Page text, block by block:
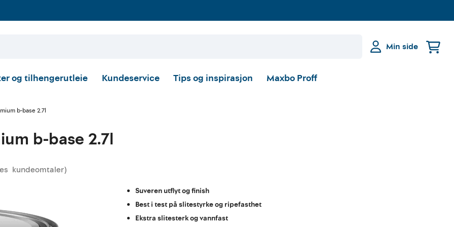
Min side
og tilhengerutleie Kundeservice Tips og inspirasjon Maxbo Proff
b-base 2.7l
b-base 2.7l
kundeomtaler)
Suveren utflyt og finish
Best i test på slitestyrke og ripefasthet
Ekstra slitesterk og vannfast